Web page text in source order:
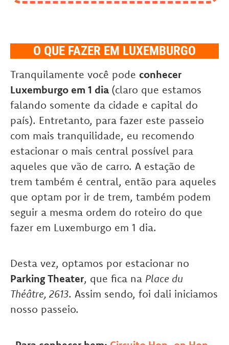
O QUE FAZER EM LUXEMBURGO
Tranquilamente você pode conhecer
Luxemburgo em 1 dia (claro que estamos
falando somente da cidade e capital do
país). Entretanto, para fazer este passeio
com mais tranquilidade, eu recomendo
estacionar o mais central possível para
aqueles que vão de carro. A estação de
trem também é central, então para aqueles
que optam por ir de trem, também podem
seguir a mesma ordem do roteiro do que
fazer em Luxemburgo em 1 dia.
Desta vez, optamos por estacionar no
Parking Theater, que fica na Place du
Théâtre, 2613. Assim sendo, foi dali iniciamos
nosso passeio.